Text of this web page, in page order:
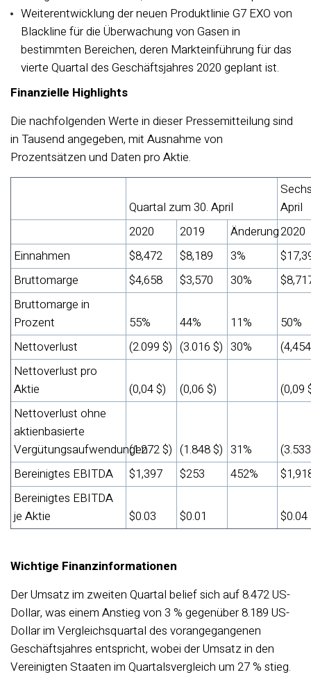
Weiterentwicklung der neuen Produktlinie G7 EXO von
Blackline für die Überwachung von Gasen in
bestimmten Bereichen, deren Markteinführung für das
vierte Quartal des Geschäftsjahres 2020 geplant ist.
Finanzielle Highlights
Die nachfolgenden Werte in dieser Pressemitteilung sind
in Tausend angegeben, mit Ausnahme von
Prozentsätzen und Daten pro Aktie.
Quartal zum 30. April
April
2020
2019 Änderung2020
Einnahmen
$8,472 $8,189 3%
Bruttomarge
$4,658 $3,570 30%
Bruttomarge in
Prozent
55% 44% 11%
50%
Nettoverlust
(2.099 $) (3.016 $) 30%
Nettoverlust pro
Aktie
(0,04 $) (0,06 $)
(0,09
Nettoverlust ohne
aktienbasierte
Vergütungsaufwendungen(1.272 $) (1.848 $) 31%
Bereinigtes EBITDA
$1,397 $253 452%
Bereinigtes EBITDA
je Aktie
$0.03 $0.01 $0.04
Wichtige Finanzinformationen
Der Umsatz im zweiten Quartal belief sich auf 8.472 US-
Dollar, was einem Anstieg von 3 % gegenüber 8.189 US-
Dollar im Vergleichsquartal des vorangegangenen
Geschäftsjahres entspricht, wobei der Umsatz in den
Vereinigten Staaten im Quartalsvergleich um 27 % stieg.